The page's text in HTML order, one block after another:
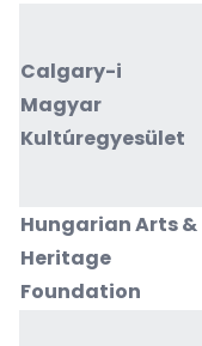
Calgary-i
Magyar
Kultúregyesület
Hungarian Arts &
Heritage
Foundation